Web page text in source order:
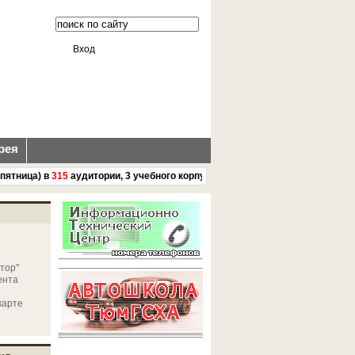
Вход
в315аудитории, 3 учебного корпуса ГАУ Северного Зауралья с